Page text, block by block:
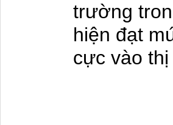
trường
hiện đạt
cực vào